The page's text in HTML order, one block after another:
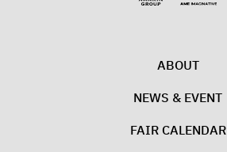
ABOUT
NEWS & EVENT
FAIR CALENDAR